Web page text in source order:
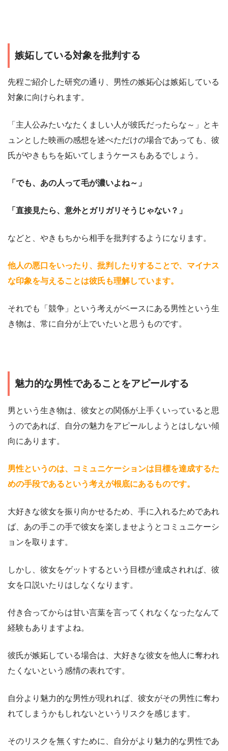
嫉妬している対象を批判する
先程ご紹介した研究の通り、男性の嫉妬心は嫉妬している
対象に向けられます。
「主人公みたいなたくましい人が彼氏だったらな～」とキ
ュンとした映画の感想を述べただけの場合であっても、彼
氏がやきもちを妬いてしまうケースもあるでしょう。
「でも、あの人って毛が濃いよね～」
「直接見たら、意外とガリガリそうじゃない？」
などと、やきもちから相手を批判するようになります。
他人の悪口をいったり、批判したりすることで、マイナス
な印象を与えることは彼氏も理解しています。
それでも「競争」という考えがベースにある男性という生
き物は、常に自分が上でいたいと思うものです。
魅力的な男性であることをアピールする
男という生き物は、彼女との関係が上手くいっていると思
うのであれば、自分の魅力をアピールしようとはしない傾
向にあります。
男性というのは、コミュニケーションは目標を達成するた
めの手段であるという考えが根底にあるものです。
大好きな彼女を振り向かせるため、手に入れるためであれ
ば、あの手この手で彼女を楽しませようとコミュニケーシ
ョンを取ります。
しかし、彼女をゲットするという目標が達成されれば、彼
女を口説いたりはしなくなります。
付き合ってからは甘い言葉を言ってくれなくなったなんて
経験もありますよね。
彼氏が嫉妬している場合は、大好きな彼女を他人に奪われ
たくないという感情の表れです。
自分より魅力的な男性が現れれば、彼女がその男性に奪わ
れてしまうかもしれないというリスクを感じます。
そのリスクを無くすために、自分がより魅力的な男性であ